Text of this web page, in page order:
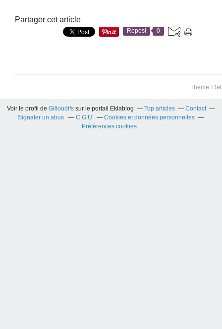
Partager cet article
Repost 0
Theme:
Voir le profil de Gilloudifs sur le portail Eklablog Top articles
Contact
Signaler un abus
C.G.U.
Cookies et données personnelles
Préférences cookies